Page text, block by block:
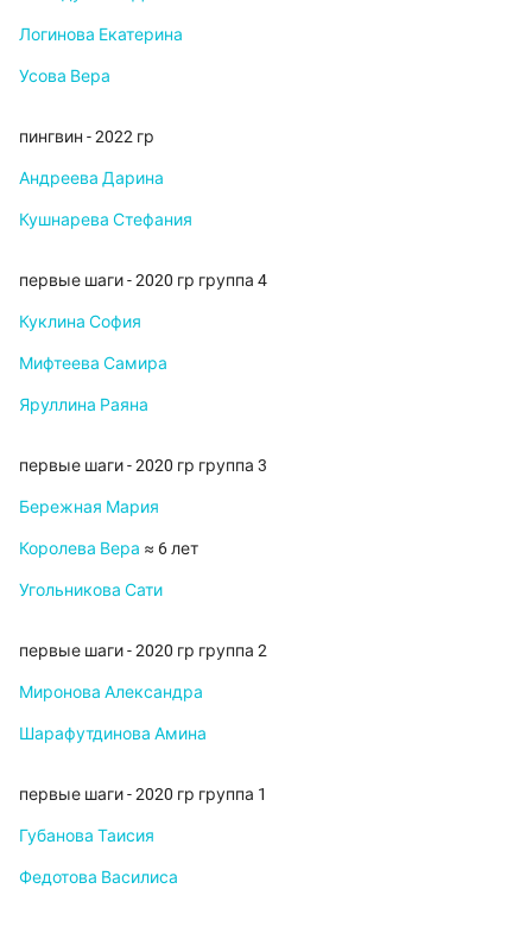
Логинова Екатерина
Усова Вера
пингвин - 2022 гр
Андреева Дарина
Кушнарева Стефания
первые шаги - 2020 гр группа 4
Куклина София
Мифтеева Самира
Яруллина Раяна
первые шаги - 2020 гр группа 3
Бережная Мария
Королева Вера ≈ 6 лет
Угольникова Сати
первые шаги - 2020 гр группа 2
Миронова Александра
Шарафутдинова Амина
первые шаги - 2020 гр группа 1
Губанова Таисия
Федотова Василиса